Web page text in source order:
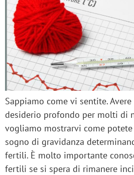
Sappiamo come vi sentite.
desiderio profondo per molti di
vogliamo mostrarvi come
sogno di gravidanza
fertili. È molto importante
fertili se si spera di rimanere